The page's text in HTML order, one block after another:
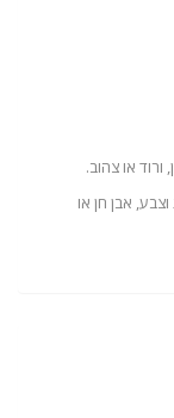
או צהוב.
אבן חן או